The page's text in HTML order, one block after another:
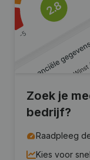
Zoek je
bedrijf?
Raadpleeg
Kies voor